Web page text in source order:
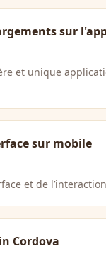
sur
et unique
sur mobile
et de
Cordova